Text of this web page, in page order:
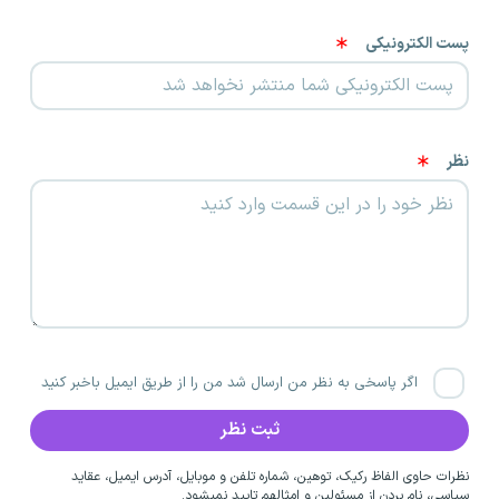
پست الکترونیکی
نظر
اگر پاسخی به نظر من ارسال شد من را از طریق ایمیل باخبر کنید
نظرات حاوی الفاظ رکیک، توهین، شماره تلفن و موبایل، آدرس ایمیل، عقاید